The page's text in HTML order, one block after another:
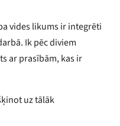
vides likums ir integrēti
Ik pēc diviem
ar prasībām, kas ir
uz tālāk